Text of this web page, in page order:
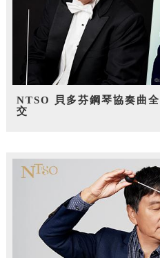
NTSO 貝多芬鋼琴協奏曲
交